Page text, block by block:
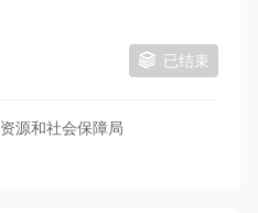
已结束
源和社会保障局